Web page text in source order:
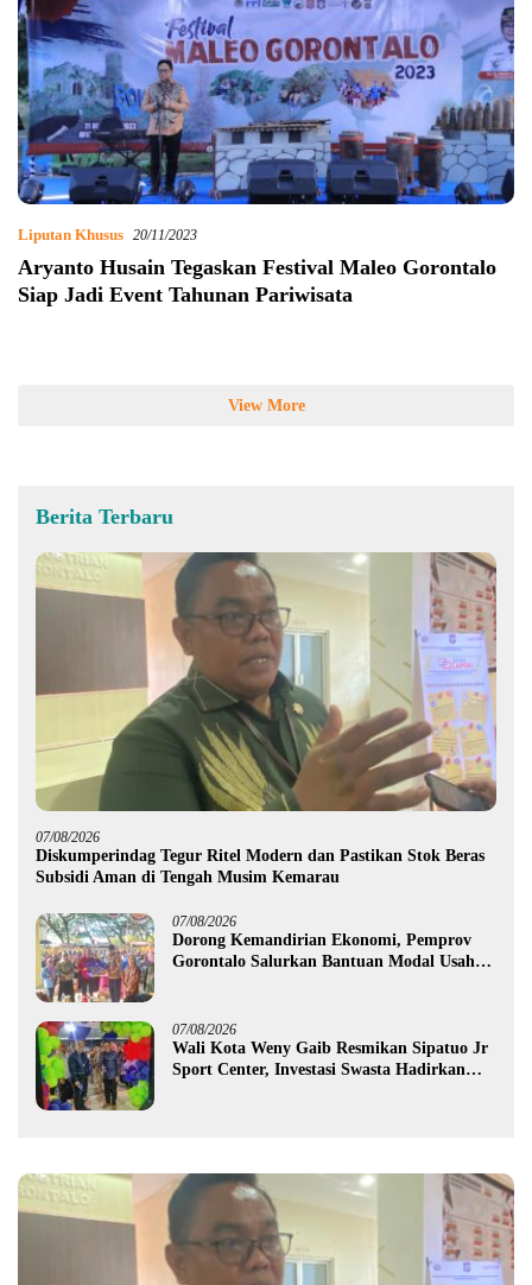
Liputan Khusus 20/11/2023
Aryanto Husain Tegaskan Festival Maleo Gorontalo
Siap Jadi Event Tahunan Pariwisata
View More
Berita Terbaru
07/08/2026
Diskumperindag Tegur Ritel Modern dan Pastikan Stok Beras
Subsidi Aman di Tengah Musim Kemarau
07/08/2026
Dorong Kemandirian Ekonomi, Pemprov
Gorontalo Salurkan Bantuan Modal Usaha
07/08/2026
Wali Kota Weny Gaib Resmikan Sipatuo Jr
Sport Center, Investasi Swasta Hadirkan